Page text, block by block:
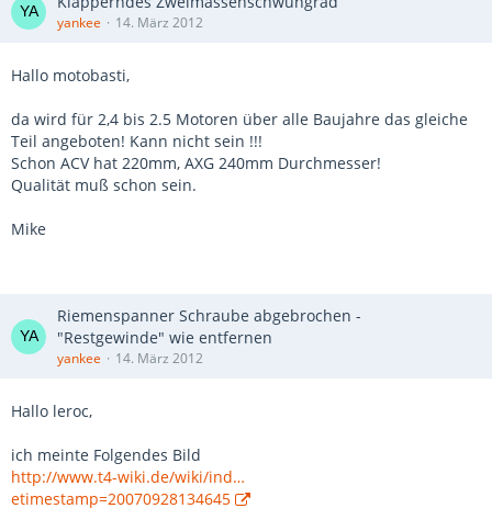
yankee 14. März 2012
Hallo motobasti,
da wird für 2,4 bis 2.5 Motoren über alle Baujahre das gleiche
Teil angeboten! Kann nicht sein !!!
Schon ACV hat 220mm, AXG 240mm Durchmesser!
Qualität muß schon sein.
Mike
Riemenspanner Schraube abgebrochen -
"Restgewinde" wie entfernen
yankee 14. März 2012
Hallo leroc,
ich meinte Folgendes Bild
http://www.t4-wiki.de/wiki/ind…
etimestamp=20070928134645